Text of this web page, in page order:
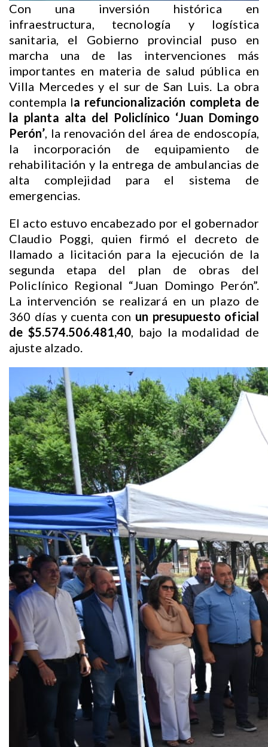
Con una inversión histórica en
infraestructura, tecnología y logística
sanitaria, el Gobierno provincial puso en
marcha una de las intervenciones más
importantes en materia de salud pública en
Villa Mercedes y el sur de San Luis. La obra
contempla la refuncionalización completa de
la planta alta del Policlínico ‘Juan Domingo
Perón’, la renovación del área de endoscopía,
la incorporación de equipamiento de
rehabilitación y la entrega de ambulancias de
alta complejidad para el sistema de
emergencias.
El acto estuvo encabezado por el gobernador
Claudio Poggi, quien firmó el decreto de
llamado a licitación para la ejecución de la
segunda etapa del plan de obras del
Policlínico Regional “Juan Domingo Perón”.
La intervención se realizará en un plazo de
360 días y cuenta con un presupuesto oficial
de $5.574.506.481,40, bajo la modalidad de
ajuste alzado.